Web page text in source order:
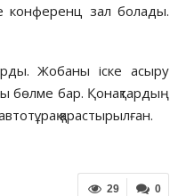
конференц зал болады.
Жобаны іске асыру
бөлме бар. Қонақтардың
қарастырылған.
0
29